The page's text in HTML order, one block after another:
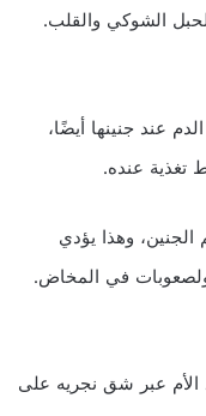
الشوكي والقلب.
عند جنينها أيضًا،
تغذية عنده.
وهذا يؤدي
ولصعوبات في المخاض.
الأم عبر شق نجريه على